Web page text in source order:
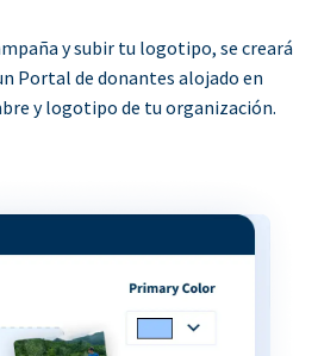
y subir tu logotipo, se creará
Portal de donantes alojado en
y logotipo de tu organización.